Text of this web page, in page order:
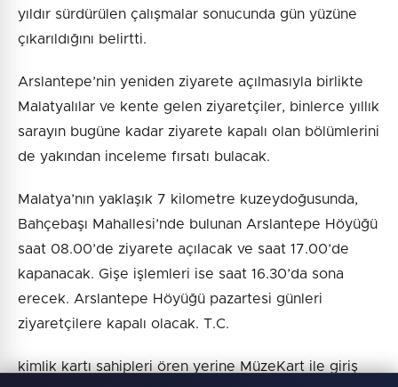
yıldır sürdürülen çalışmalar sonucunda gün yüzüne
çıkarıldığını belirtti.
Arslantepe’nin yeniden ziyarete açılmasıyla birlikte
Malatyalılar ve kente gelen ziyaretçiler, binlerce yıllık
sarayın bugüne kadar ziyarete kapalı olan bölümlerini
de yakından inceleme fırsatı bulacak.
Malatya’nın yaklaşık 7 kilometre kuzeydoğusunda,
Bahçebaşı Mahallesi’nde bulunan Arslantepe Höyüğü
saat 08.00’de ziyarete açılacak ve saat 17.00’de
kapanacak. Gişe işlemleri ise saat 16.30’da sona
erecek. Arslantepe Höyüğü pazartesi günleri
ziyaretçilere kapalı olacak. T.C.
kimlik kartı sahipleri ören yerine MüzeKart ile giriş